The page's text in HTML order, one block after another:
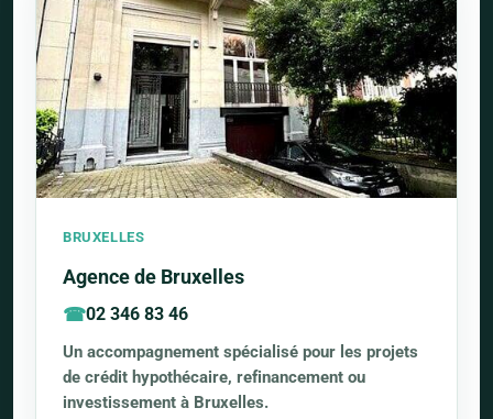
BRUXELLES
Agence de Bruxelles
02 346 83 46
Un accompagnement spécialisé pour les projets
de crédit hypothécaire, refinancement ou
investissement à Bruxelles.